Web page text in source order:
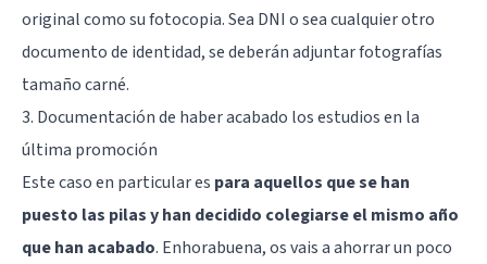
original como su fotocopia. Sea DNI o sea cualquier otro
documento de identidad, se deberán adjuntar fotografías
tamaño carné.
3. Documentación de haber acabado los estudios en la
última promoción
Este caso en particular es para aquellos que se han
puesto las pilas y han decidido colegiarse el mismo año
que han acabado. Enhorabuena, os vais a ahorrar un poco